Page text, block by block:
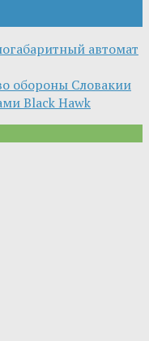
автомат
обороны Словакии
Black Hawk